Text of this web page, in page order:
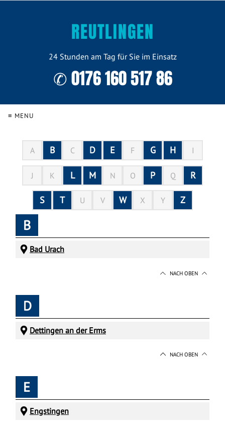
REUTLINGEN
24 Stunden am Tag für Sie im Einsatz
✆ 0176 160 517 86
≡ MENU
A B C D E F G H I
J K L M N O P Q R
S T U V W X Y Z
B
Bad Urach
NACH OBEN
D
Dettingen an der Erms
NACH OBEN
E
Engstingen